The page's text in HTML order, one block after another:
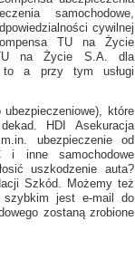
samochodowe,
cywilnej
TU na Życie
na Życie S.A. dla
to a przy tym usługi
które
HDI Asekuracja
ubezpieczenie od
i inne samochodowe
uszkodzenie auta?
Szkód. Możemy też
szybkim jest e-mail do
zostaną zrobione